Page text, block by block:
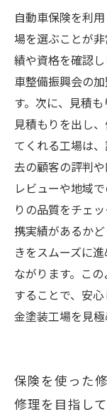
自動車保険を利
場を選ぶことが
績や資格を確認
車整備振興会の
す。次に、見積
見積もりを出し
てくれる工場は
去の顧客の評判
レビューや地域
りの品質をチェ
携実績があるか
きをスムーズに
ながります。こ
することで、安
金塗装工場を見極
保険を使った
修理を目指して